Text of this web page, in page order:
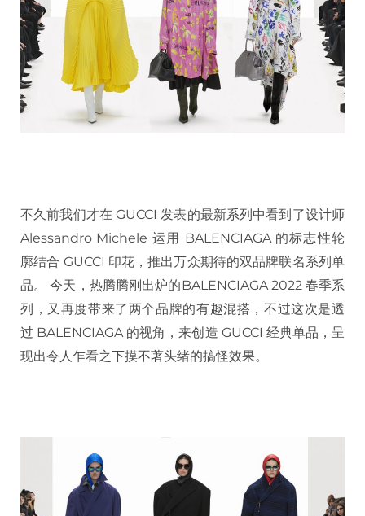
不久前我们才在 GUCCI 发表的最新系列中看到了设计师
Alessandro Michele 运用 BALENCIAGA 的标志性轮
廓结合 GUCCI 印花，推出万众期待的双品牌联名系列单
品。 今天，热腾腾刚出炉的BALENCIAGA 2022 春季系
列，又再度带来了两个品牌的有趣混搭，不过这次是透
过 BALENCIAGA 的视角，来创造 GUCCI 经典单品，呈
现出令人乍看之下摸不著头绪的搞怪效果。